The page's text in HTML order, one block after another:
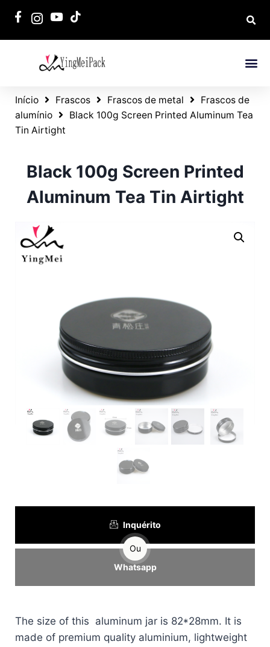
Início Frascos Frascos de metal
Frascos de
alumínio
Black 100g Screen Printed Aluminum Tea
Tin Airtight
Black 100g Screen Printed
Aluminum Tea Tin Airtight
Inquérito
Ou
Whatsapp
The size of this aluminum jar is 82*28mm. It is
made of premium quality aluminium, lightweight